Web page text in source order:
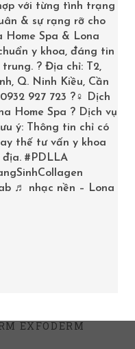
và an toàn nhất.
EXFODERM
với từng tình trạng
& sự rạng rỡ cho
Home Spa & Lona
y khoa, đáng tin
? Địa chỉ: T2,
Q. Ninh Kiều, Cần
927 723 ?‍♀️ Dịch
Home Spa ? Dịch vụ
ý: Thông tin chỉ có
thế tư vấn y khoa
địa. #PDLLA
♬ nhạc nền – Lona